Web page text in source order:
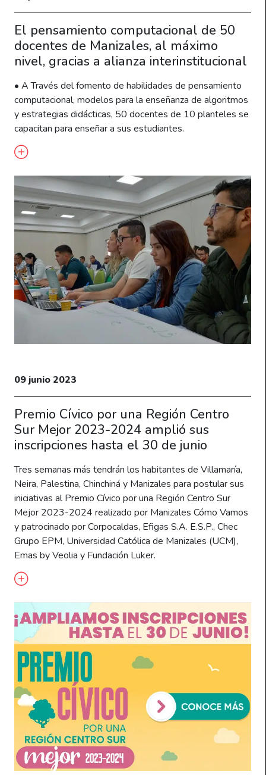
El pensamiento computacional de 50
docentes de Manizales, al máximo
nivel, gracias a alianza interinstitucional
• A Través del fomento de habilidades de pensamiento
computacional, modelos para la enseñanza de algoritmos
y estrategias didácticas, 50 docentes de 10 planteles se
capacitan para enseñar a sus estudiantes.
09 junio 2023
Premio Cívico por una Región Centro
Sur Mejor 2023-2024 amplió sus
inscripciones hasta el 30 de junio
Tres semanas más tendrán los habitantes de Villamaría,
Neira, Palestina, Chinchiná y Manizales para postular sus
iniciativas al Premio Cívico por una Región Centro Sur
Mejor 2023-2024 realizado por Manizales Cómo Vamos
y patrocinado por Corpocaldas, Efigas S.A. E.S.P., Chec
Grupo EPM, Universidad Católica de Manizales (UCM),
Emas by Veolia y Fundación Luker.